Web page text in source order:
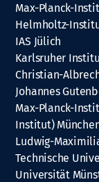
Max-Planck-
Helmholtz-
IAS Jülich
Karlsruher
Christian-
Johannes
Max-Planck-
Institut)
Ludwig-
Technische
Universität